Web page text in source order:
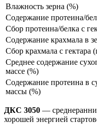
Влажность зерна (%)
Содержание протеина/
Сбор протеина/белка с
Содержание крахмала в
Сбор крахмала с гектара
Среднее содержание
массе (%)
Содержание протеина в
массы (%)
ДКС 3050 —
хорошей энергией